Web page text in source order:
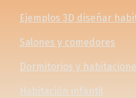
Ejemplos 3D diseñar
Salones y comedores
Dormitorios y
Habitación infantil